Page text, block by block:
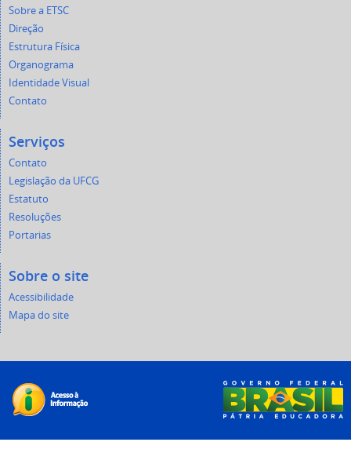
Sobre a ETSC
Direção
Estrutura Física
Organograma
Identidade Visual
Contato
Serviços
Contato
Legislação da UFCG
Estatuto
Resoluções
Portarias
Sobre o site
Acessibilidade
Mapa do site